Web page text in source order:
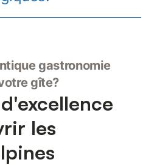
gastronomie
gîte?
les